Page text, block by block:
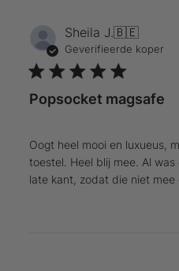
Sheila J.🇧🇪
Geverifieerde koper
Popsocket magsafe
Oogt heel mooi en luxueus,
toestel. Heel blij mee. Al
late kant, zodat die niet mee